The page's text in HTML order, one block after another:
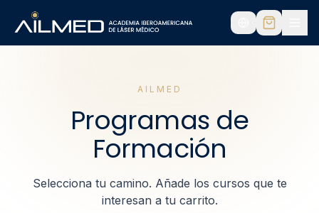
AILMED
Programas de
Formación
Selecciona tu camino. Añade los cursos que te
interesan a tu carrito.